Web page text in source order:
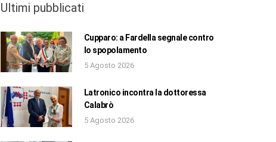
Ultimi pubblicati
Cupparo: a Fardella segnale contro
lo spopolamento
5 Agosto 2026
Latronico incontra la dottoressa
Calabrò
5 Agosto 2026